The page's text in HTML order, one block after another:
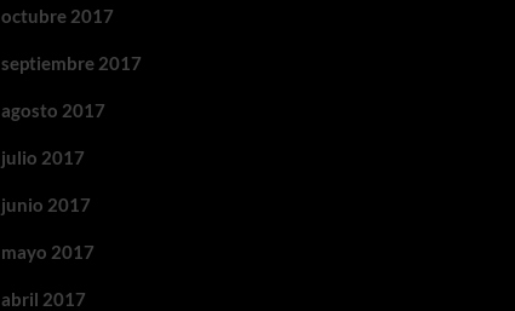
octubre 2017
septiembre 2017
agosto 2017
julio 2017
junio 2017
mayo 2017
abril 2017